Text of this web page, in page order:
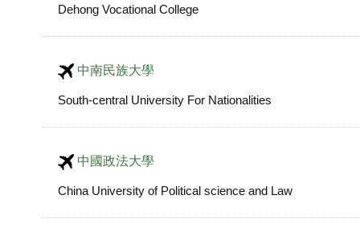
Dehong Vocational College
中南民族大學
South-central University For Nationalities
中國政法大學
China University of Political science and Law